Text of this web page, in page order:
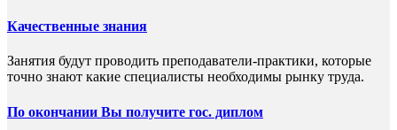
Качественные знания
Занятия будут проводить преподаватели-практики, которые
точно знают какие специалисты необходимы рынку труда.
По окончании Вы получите гос. диплом